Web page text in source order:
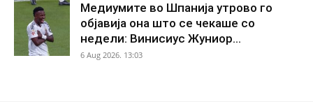
Медиумите во Шпанија утрово го
објавија она што се чекаше со
недели: Винисиус Жуниор...
6 Aug 2026. 13:03